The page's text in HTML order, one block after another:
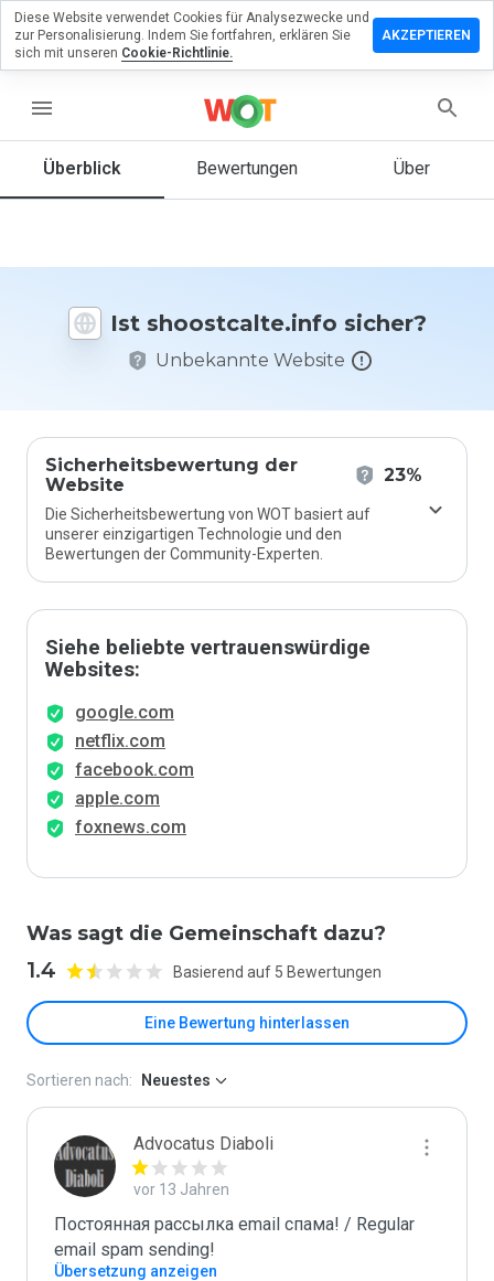
menu
Überblick Bewertungen Über
Ist shoostcalte.info sicher?
Unbekannte Website
Sicherheitsbewertung der
Website
23%
Die Sicherheitsbewertung von WOT basiert auf
unserer einzigartigen Technologie und den
Bewertungen der Community-Experten.
Siehe beliebte vertrauenswürdige
Websites:
google.com
netflix.com
facebook.com
apple.com
foxnews.com
Was sagt die Gemeinschaft dazu?
1.4 Basierend auf 5 Bewertungen
Eine Bewertung hinterlassen
zu
Sie diese
auf einer
Skala von
1 bis 5
Sortieren nach: Neuestes
Advocatus Diaboli
vor 13 Jahren
Постоянная рассылка email спама! / Regular
email spam sending!
Übersetzung anzeigen
Diese Website verwendet Cookies für Analysezwecke und
zur Personalisierung. Indem Sie fortfahren, erklären Sie
sich mit unseren Cookie-Richtlinie.
AKZEPTIEREN